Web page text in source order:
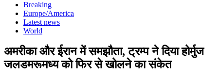
Breaking
Europe/America
Latest news
World
अमरीका और ईरान में समझौता, ट्रम्प ने दिया होर्मुज
जलडमरूमध्य को फिर से खोलने का संकेत